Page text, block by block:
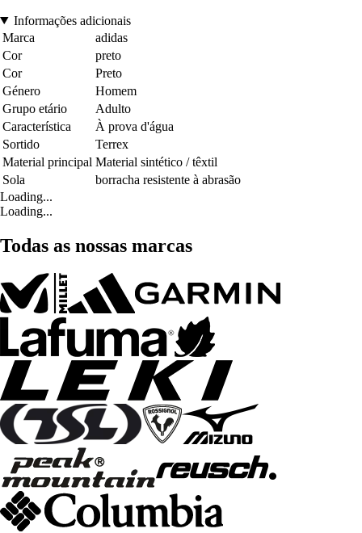
Informações adicionais
Marca
adidas
Cor
preto
Cor
Preto
Género
Homem
Grupo etário
Adulto
Característica
À prova d'água
Sortido
Terrex
Material principal Material sintético / têxtil
Sola
borracha resistente à abrasão
Loading...
Loading...
Todas as nossas marcas